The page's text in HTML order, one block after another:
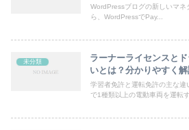
WordPressブログの新しいマネ
ら、WordPressでPay...
未分類
ラーナーライセンスと
いとは？分かりやすく解
学習者免許と運転免許の主な
で1種類以上の電動車両を運転